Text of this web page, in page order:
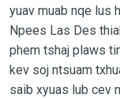
yuav muab nqe lus
Npees Las Des
phem tshaj plaws
kev soj ntsuam
saib xyuas lub cev